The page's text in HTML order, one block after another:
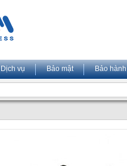
Dịch vụ Bảo mật Bảo hành